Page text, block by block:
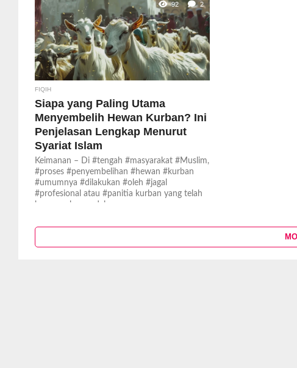
92 2
FIQIH
Siapa yang Paling Utama
Menyembelih Hewan Kurban? Ini
Penjelasan Lengkap Menurut
Syariat Islam
Keimanan – Di #tengah #masyarakat #Muslim,
#proses #penyembelihan #hewan #kurban
#umumnya #dilakukan #oleh #jagal
#profesional atau #panitia kurban yang telah
berpengalaman dalam...